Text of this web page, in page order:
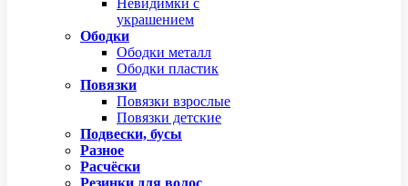
Невидимки с
украшением
Ободки
Ободки металл
Ободки пластик
Повязки
Повязки взрослые
Повязки детские
Подвески, бусы
Разное
Расчёски
Резинки для волос